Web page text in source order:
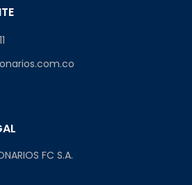
FC S.A.